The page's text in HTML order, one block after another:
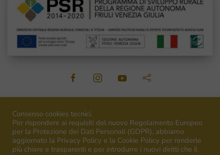
Consenso cookies tecnici.
Per rispondere ai requisiti del nuovo Regolamento Europeo
per la Protezione dei Dati Personali (GDPR), abbiamo
aggiornato la Privacy Policy e la Cookie Policy per renderle
più chiare e trasparenti e per introdurre i nuovi diritti che il